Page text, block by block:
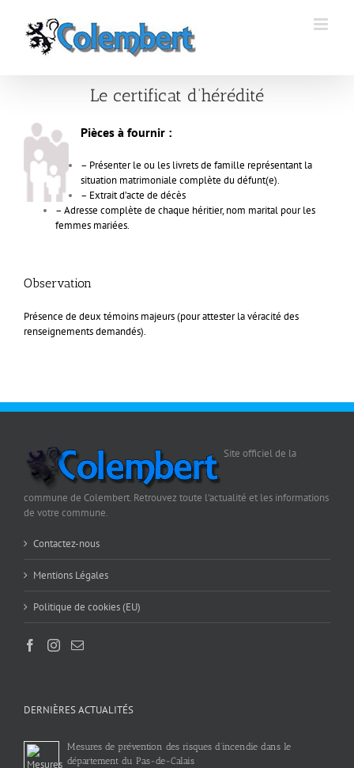
contenu
Le certificat d’hérédité
Pièces à fournir :
– Présenter le ou les livrets de famille représentant la
situation matrimoniale complète du défunt(e).
– Extrait d’acte de décès
– Adresse complète de chaque héritier, nom marital pour les
femmes mariées.
Observation
Présence de deux témoins majeurs (pour attester la véracité des
renseignements demandés).
Site officiel de la
commune de Colembert. Retrouvez toute l'actualité et les informations
de votre commune.
Contactez-nous
Mentions Légales
Politique de cookies (EU)
DERNIÈRES ACTUALITÉS
Mesures de prévention des risques d’incendie dans le
département du Pas-de-Calais